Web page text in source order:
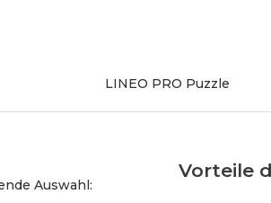
LINEO PRO Puzzle
Auswahl:
Vorteile